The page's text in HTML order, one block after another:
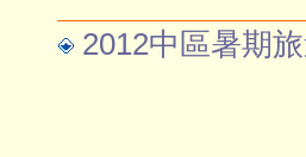
2012中區暑期